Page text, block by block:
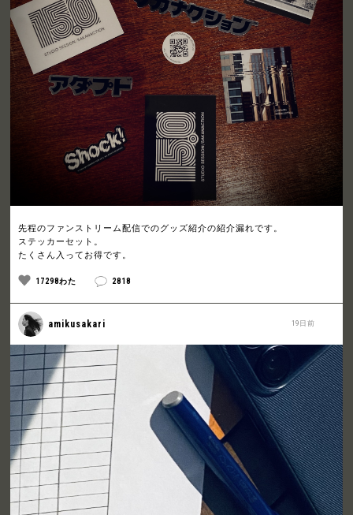
先程のファンストリーム配信でのグッズ紹介の紹介漏れです。
ステッカーセット。
たくさん入ってお得です。
17298わた 2818
19日前
amikusakari